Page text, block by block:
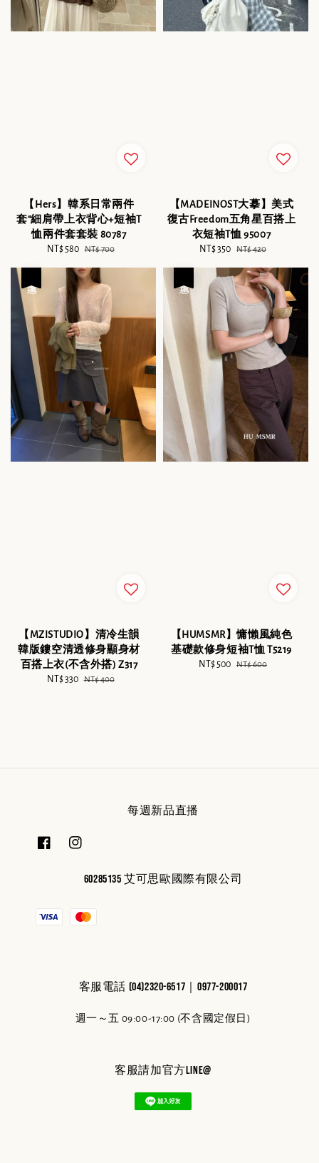
【Hers】韓系日常兩件
套“細肩帶上衣背心+短袖T
恤兩件套套裝 80787
Sale
NT$ 580 Regular
NT$ 700
【MADEINOST大摹】美式
復古Freedom五角星百搭上
衣短袖T恤 95007
Sale
NT$ 350 Regular
NT$ 420
【MZISTUDIO】清冷生韻
韓版鏤空清透修身顯身材
百搭上衣(不含外搭) Z317
Sale
NT$ 330 Regular
NT$ 400
【HUMSMR】慵懶風純色
基礎款修身短袖T恤 T5219
Sale
NT$ 500 Regular
NT$ 600
每週新品直播
60285135 艾可思歐國際有限公司
客服電話 (04)2320-6517｜0977-200017
週一～五 09:00-17:00 (不含國定假日)
客服請加官方line@